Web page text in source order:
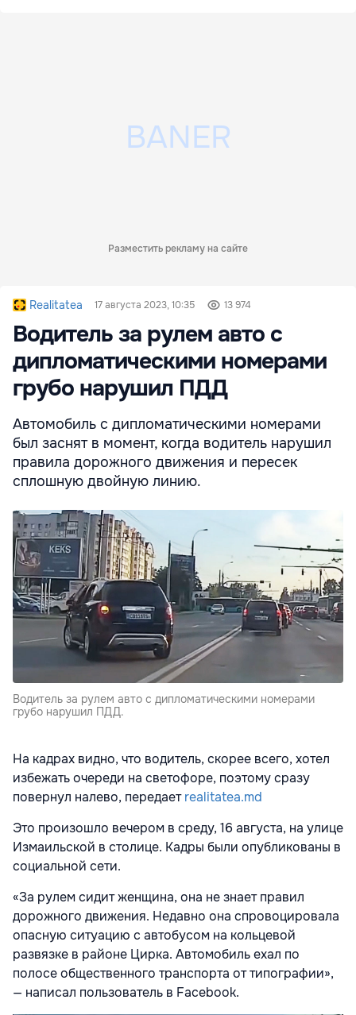
Разместить рекламу на сайте
Realitatea 17 августа 2023, 10:35 13 974
Водитель за рулем авто с
дипломатическими номерами
грубо нарушил ПДД
Автомобиль с дипломатическими номерами
был заснят в момент, когда водитель нарушил
правила дорожного движения и пересек
сплошную двойную линию.
Водитель за рулем авто с дипломатическими номерами
грубо нарушил ПДД.
На кадрах видно, что водитель, скорее всего, хотел
избежать очереди на светофоре, поэтому сразу
повернул налево, передаетrealitatea.md
Это произошло вечером в среду, 16 августа, на улице
Измаильской в столице. Кадры были опубликованы в
социальной сети.
«За рулем сидит женщина, она не знает правил
дорожного движения. Недавно она спровоцировала
опасную ситуацию с автобусом на кольцевой
развязке в районе Цирка. Автомобиль ехал по
полосе общественного транспорта от типографии»,
— написал пользователь в Facebook.